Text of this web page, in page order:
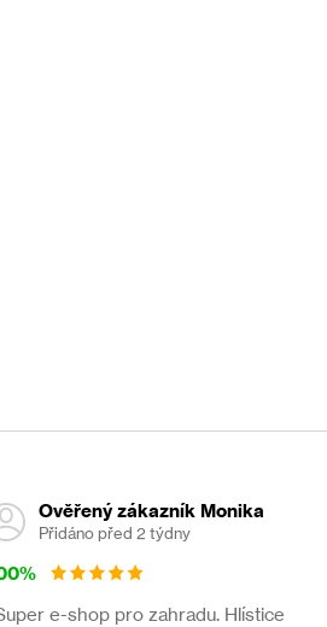
opětovnému vzplanutí požáru.
obalu.
údaje na obalu a připojené
potřebujete předchozí písemný
Ověřený zákazník Monika
Přidáno před 2 týdny
e-shop pro zahradu. Hlístice